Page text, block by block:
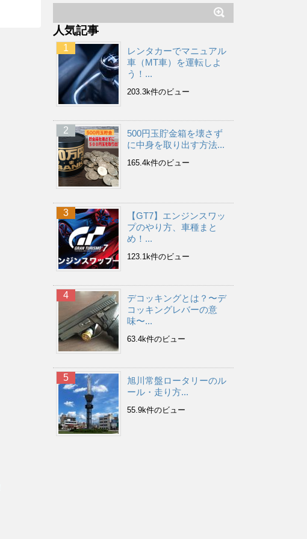
人気記事
レンタカーでマニュアル
車（MT車）を運転しよ
う！...
203.3k件のビュー
500円玉貯金箱を壊さず
に中身を取り出す方法...
165.4k件のビュー
【GT7】エンジンスワッ
プのやり方、車種まと
め！...
123.1k件のビュー
デコッキングとは？〜デ
コッキングレバーの意
味〜...
63.4k件のビュー
旭川常盤ロータリーのル
ール・走り方...
55.9k件のビュー